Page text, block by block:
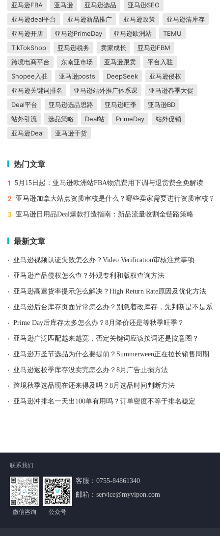
亚马逊FBA
亚马逊 亚马逊选品
亚马逊SEO
亚马逊deal平台
亚马逊新品推广 亚马逊政策
亚马逊清库存
亚马逊开店
亚马逊PrimeDay 亚马逊欧洲站
TEMU
TikTokShop
亚马逊税务 卖家成长
亚马逊FBM
跨境电商平台
东南亚市场 亚马逊跟卖
平台入驻
Shopee入驻
亚马逊posts DeepSeek
亚马逊侵权
亚马逊关键词排名
亚马逊站外推广体系课
亚马逊春季大促
Deal平台
亚马逊选品思路 亚马逊旺季
亚马逊BD
站外引流
选品策略 Deal站 PrimeDay
站外促销
亚马逊Deal
亚马逊干货
热门文章
1 5月15日起：亚马逊欧洲站FBA物流费用下调与退货费全免解读
2 亚马逊加拿大站点资质审核是什么？哪些卖家需要进行资质审核？
3 亚马逊日用品Deal爆款打造指南：新品流量收割全链路策略
最新文章
· 亚马逊视频认证失败怎么办？Video Verification审核注意事项
· 亚马逊产品侵权怎么查？外观专利和版权查询方法
· 亚马逊高退货率提示怎么解决？High Return Rate原因及优化方法
· 亚马逊后台库存页面异常怎么办？别急着改库存，先判断是不是系
· Prime Day后库存太多怎么办？8月降价还是等秋季旺季？
· 亚马逊广泛匹配越来越宽，否定关键词应该按词还是按意图？
· 亚马逊万圣节选品为什么要提前？Summerween正在拉长销售周期
· 亚马逊返校季库存没卖完怎么办？8月广告止损方法
· 跨境秋季选品现在还来得及吗？8月选品时间判断方法
· 亚马逊冲排名一天出100单有用吗？订单密度不等于排名稳定
联系我们
微信咨询 公众号
客服：0755-84861340
邮箱：service@myvipon.com